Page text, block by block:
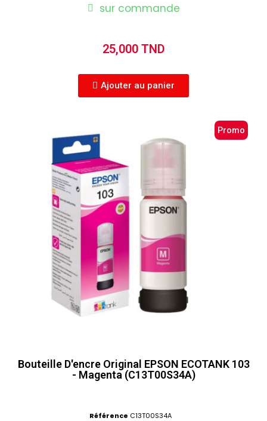
sur commande
25,000 TND
Ajouter au panier
Promo
Bouteille D'encre Original EPSON ECOTANK 103
- Magenta (C13T00S34A)
Référence C13T00S34A